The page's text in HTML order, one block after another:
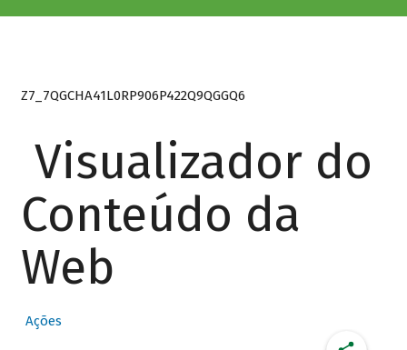
Z7_7QGCHA41L0RP906P422Q9QGGQ6
Visualizador do
Conteúdo da
Web
Ações